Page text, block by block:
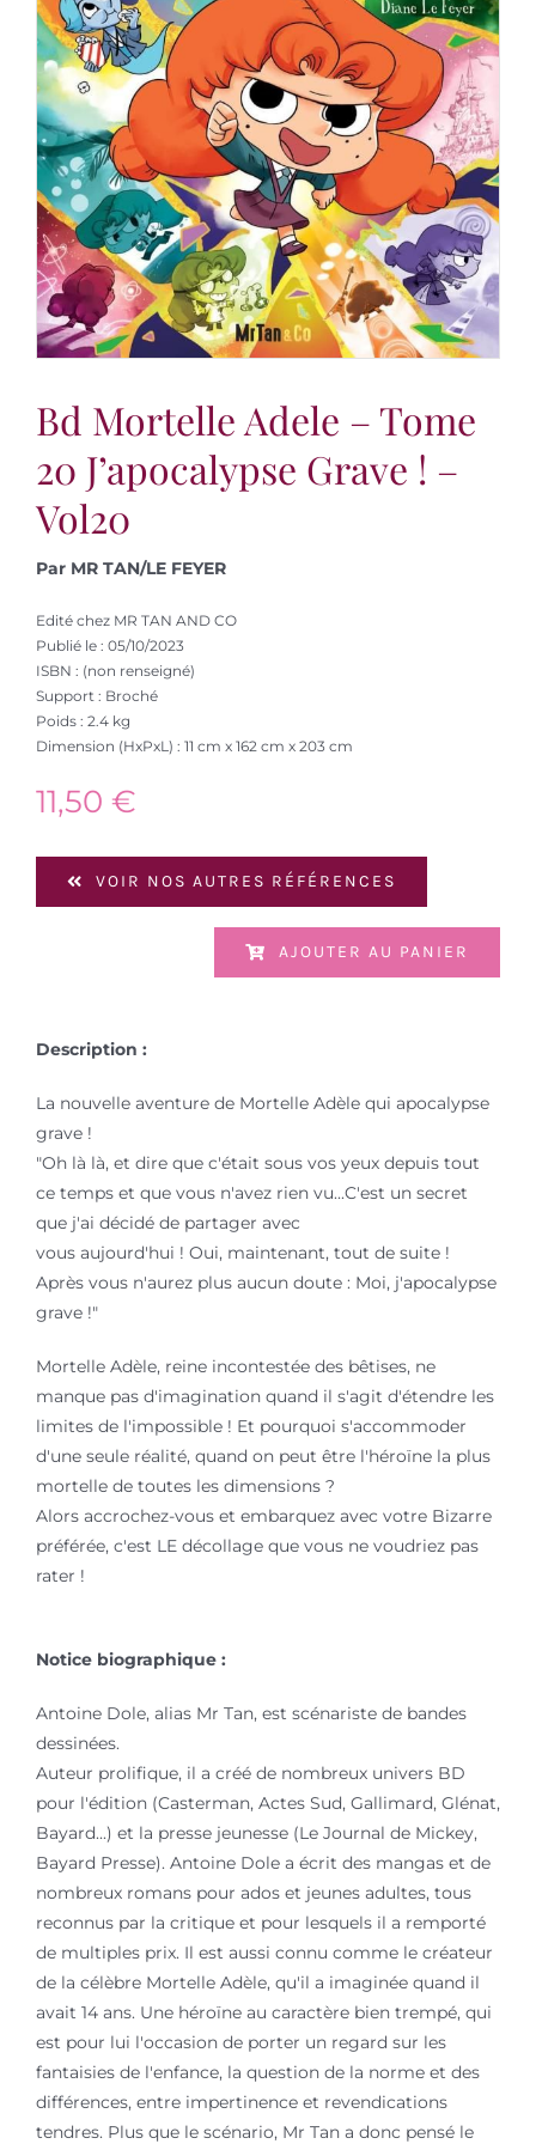
Bd Mortelle Adele – Tome
20 J’apocalypse Grave ! –
Vol20
Par MR TAN/LE FEYER
Edité chez MR TAN AND CO
Publié le : 05/10/2023
ISBN : (non renseigné)
Support : Broché
Poids : 2.4 kg
Dimension (HxPxL) : 11 cm x 162 cm x 203 cm
11,50 €
VOIR NOS AUTRES RÉFÉRENCES
AJOUTER AU PANIER
Description :
La nouvelle aventure de Mortelle Adèle qui apocalypse
grave !
"Oh là là, et dire que c'était sous vos yeux depuis tout
ce temps et que vous n'avez rien vu...C'est un secret
que j'ai décidé de partager avec
vous aujourd'hui ! Oui, maintenant, tout de suite !
Après vous n'aurez plus aucun doute : Moi, j'apocalypse
grave !"
Mortelle Adèle, reine incontestée des bêtises, ne
manque pas d'imagination quand il s'agit d'étendre les
limites de l'impossible ! Et pourquoi s'accommoder
d'une seule réalité, quand on peut être l'héroïne la plus
mortelle de toutes les dimensions ?
Alors accrochez-vous et embarquez avec votre Bizarre
préférée, c'est LE décollage que vous ne voudriez pas
rater !
Notice biographique :
Antoine Dole, alias Mr Tan, est scénariste de bandes
dessinées.
Auteur prolifique, il a créé de nombreux univers BD
pour l'édition (Casterman, Actes Sud, Gallimard, Glénat,
Bayard...) et la presse jeunesse (Le Journal de Mickey,
Bayard Presse). Antoine Dole a écrit des mangas et de
nombreux romans pour ados et jeunes adultes, tous
reconnus par la critique et pour lesquels il a remporté
de multiples prix. Il est aussi connu comme le créateur
de la célèbre Mortelle Adèle, qu'il a imaginée quand il
avait 14 ans. Une héroïne au caractère bien trempé, qui
est pour lui l'occasion de porter un regard sur les
fantaisies de l'enfance, la question de la norme et des
différences, entre impertinence et revendications
tendres. Plus que le scénario, Mr Tan a donc pensé le